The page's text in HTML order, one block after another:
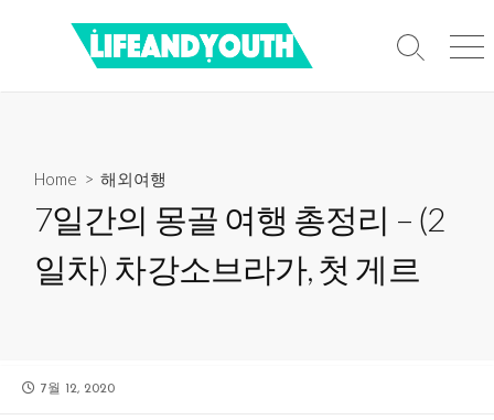
Search
Home > 해외여행
7일간의 몽골 여행 총정리 – (2
일차) 차강소브라가, 첫 게르
PUBLISHED
7월 12, 2020